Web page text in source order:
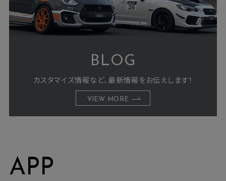
BLOG
カスタマイズ情報など、最新情報をお伝えします！
VIEW MORE
APP